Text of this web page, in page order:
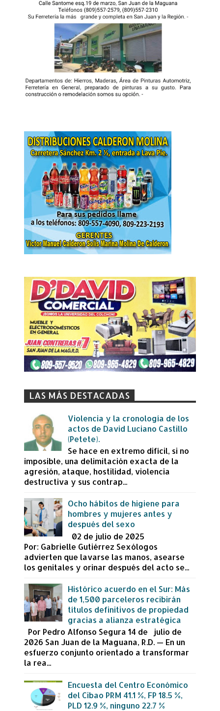
LAS MÁS DESTACADAS
Violencia y la cronología de los
actos de David Luciano Castillo
(Petete).
Se hace en extremo difícil, si no
imposible, una delimitación exacta de la
agresión, ataque, hostilidad, violencia
destructiva y sus contrap...
Ocho hábitos de higiene para
hombres y mujeres antes y
después del sexo
02 de julio de 2025
Por: Gabrielle Gutiérrez Sexólogos
advierten que lavarse las manos, asearse
los genitales y orinar después del acto se...
Histórico acuerdo en el Sur: Más
de 1,500 parceleros recibirán
títulos definitivos de propiedad
gracias a alianza estratégica
Por Pedro Alfonso Segura 14 de julio de
2026 San Juan de la Maguana, R.D. — En un
esfuerzo conjunto orientado a transformar
la rea...
Encuesta del Centro Económico
del Cibao PRM 41.1 %, FP 18.5 %,
PLD 12.9 %, ninguno 22.7 %